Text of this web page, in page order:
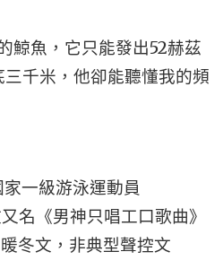
鯨魚，它只能發出52赫茲
千米，他卻能聽懂我的頻
一級游泳運動員
名《男神只唱工口歌曲》
冬文，非典型聲控文